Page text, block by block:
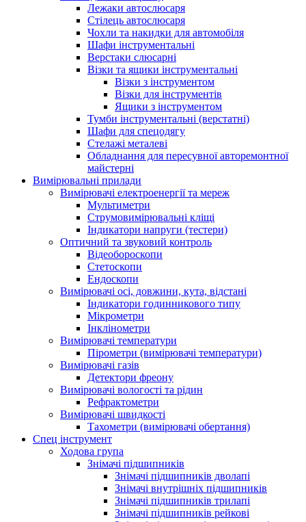
Лежаки автослюсаря
Стілець автослюсаря
Чохли та накидки для автомобіля
Шафи інструментальні
Верстаки слюсарні
Візки та ящики інструментальні
Візки з інструментом
Візки для інструментів
Ящики з інструментом
Тумби інструментальні (верстатні)
Шафи для спецодягу
Стелажі металеві
Обладнання для пересувної авторемонтної
майстерні
Вимірювальні прилади
Вимірювачі електроенергії та мереж
Мультиметри
Струмовимірювальні кліщі
Індикатори напруги (тестери)
Оптичний та звуковий контроль
Відеобороскопи
Стетоскопи
Ендоскопи
Вимірювачі осі, довжини, кута, відстані
Індикатори годинникового типу
Мікрометри
Інклінометри
Вимірювачі температури
Пірометри (вимірювачі температури)
Вимірювачі газів
Детектори фреону
Вимірювачі вологості та рідин
Рефрактометри
Вимірювачі швидкості
Тахометри (вимірювачі обертання)
Спец інструмент
Ходова група
Знімачі підшипників
Знімачі підшипників дволапі
Знімачі внутрішніх підшипників
Знімачі підшипників трилапі
Знімачі підшипників рейкові